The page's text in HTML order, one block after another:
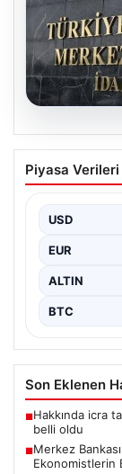
Merkez
Zaman
Türkiye
üzere…
Piyasa Verileri
USD
EUR
ALTIN
BTC
Son Eklenen
■Hakkında icra
belli oldu
■Merkez
Ekonomistlerin